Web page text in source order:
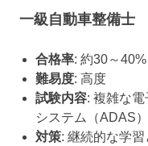
一級自動車整備士
合格率: 約30～40%
難易度: 高度
試験内容: 複雑な
システム（ADAS
対策: 継続的な学